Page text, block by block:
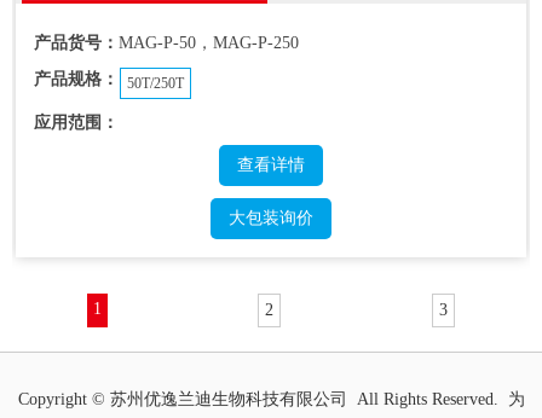
产品货号： MAG-P-50，MAG-P-250
产品规格：
50T/250T
应用范围：
查看详情
大包装询价
1 2 3
Copyright © 苏州优逸兰迪生物科技有限公司 All Rights Reserved. 为